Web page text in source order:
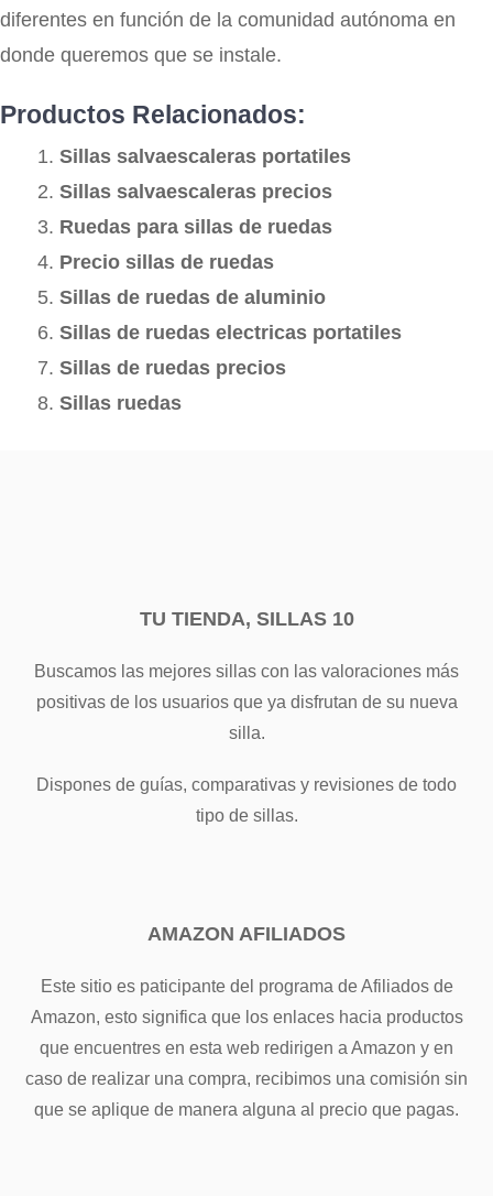
diferentes en función de la comunidad autónoma en
donde queremos que se instale.
Productos Relacionados:
Sillas salvaescaleras portatiles
Sillas salvaescaleras precios
Ruedas para sillas de ruedas
Precio sillas de ruedas
Sillas de ruedas de aluminio
Sillas de ruedas electricas portatiles
Sillas de ruedas precios
Sillas ruedas
TU TIENDA, SILLAS 10
Buscamos las mejores sillas con las valoraciones más
positivas de los usuarios que ya disfrutan de su nueva
silla.
Dispones de guías, comparativas y revisiones de todo
tipo de sillas.
AMAZON AFILIADOS
Este sitio es paticipante del programa de Afiliados de
Amazon, esto significa que los enlaces hacia productos
que encuentres en esta web redirigen a Amazon y en
caso de realizar una compra, recibimos una comisión sin
que se aplique de manera alguna al precio que pagas.